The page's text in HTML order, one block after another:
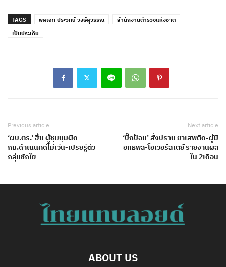
TAGS พลเอก ประวิทย์ วงษ์สุวรรณ
สำนักงานตำรวจแห่งชาติ
เป็นประเด็น
Previous article
‘ผบ.ตร.’ ฮึ่ม ผู้ชุมนุมผิด
กม.ดำเนินคดีไม่เว้น-เปรยรู้ตัว
กลุ่มชักใย
Next article
‘บิ๊กป้อม’ สั่งปราบ ยาเสพติด-ผู้มี
อิทธิพล-โอเวอร์สเตย์ รายงานผล
ใน 2เดือน
ABOUT US